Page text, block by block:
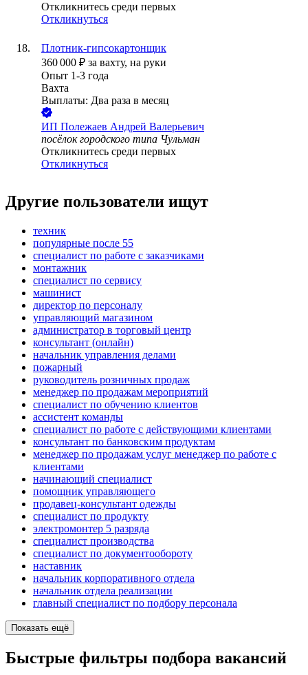
Откликнитесь среди первых
Откликнуться
Плотник-гипсокартонщик
360 000 ₽ за вахту, на руки
Опыт 1-3 года
Вахта
Выплаты: Два раза в месяц
ИП Полежаев Андрей Валерьевич
посёлок городского типа Чульман
Откликнитесь среди первых
Откликнуться
Другие пользователи ищут
техник
популярные после 55
специалист по работе с заказчиками
монтажник
специалист по сервису
машинист
директор по персоналу
управляющий магазином
администратор в торговый центр
консультант (онлайн)
начальник управления делами
пожарный
руководитель розничных продаж
менеджер по продажам мероприятий
специалист по обучению клиентов
ассистент команды
специалист по работе с действующими клиентами
консультант по банковским продуктам
менеджер по продажам услуг менеджер по работе с
клиентами
начинающий специалист
помощник управляющего
продавец-консультант одежды
специалист по продукту
электромонтер 5 разряда
специалист производства
специалист по документообороту
наставник
начальник корпоративного отдела
начальник отдела реализации
главный специалист по подбору персонала
Показать ещё
Быстрые фильтры подбора вакансий